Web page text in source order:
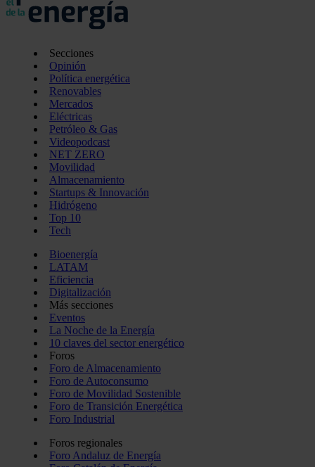
Secciones
Opinión
Política energética
Renovables
Mercados
Eléctricas
Petróleo & Gas
Videopodcast
NET ZERO
Movilidad
Almacenamiento
Startups & Innovación
Hidrógeno
Top 10
Tech
Bioenergía
LATAM
Eficiencia
Digitalización
Más secciones
Eventos
La Noche de la Energía
10 claves del sector energético
Foros
Foro de Almacenamiento
Foro de Autoconsumo
Foro de Movilidad Sostenible
Foro de Transición Energética
Foro Industrial
Foros regionales
Foro Andaluz de Energía